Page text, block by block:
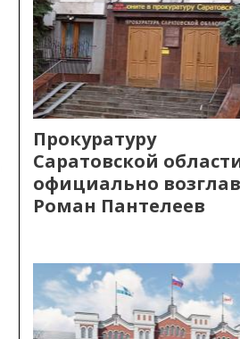
Прокуратуру
Саратовской
официально
Роман Пантелеев